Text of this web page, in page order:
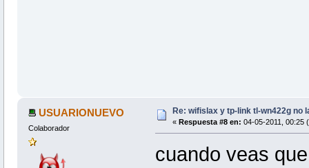
USUARIONUEVO
Colaborador
Re: wifislax y tp-link tl-wn422g no
« Respuesta #8 en: 04-05-2011, 00:25
cuando veas